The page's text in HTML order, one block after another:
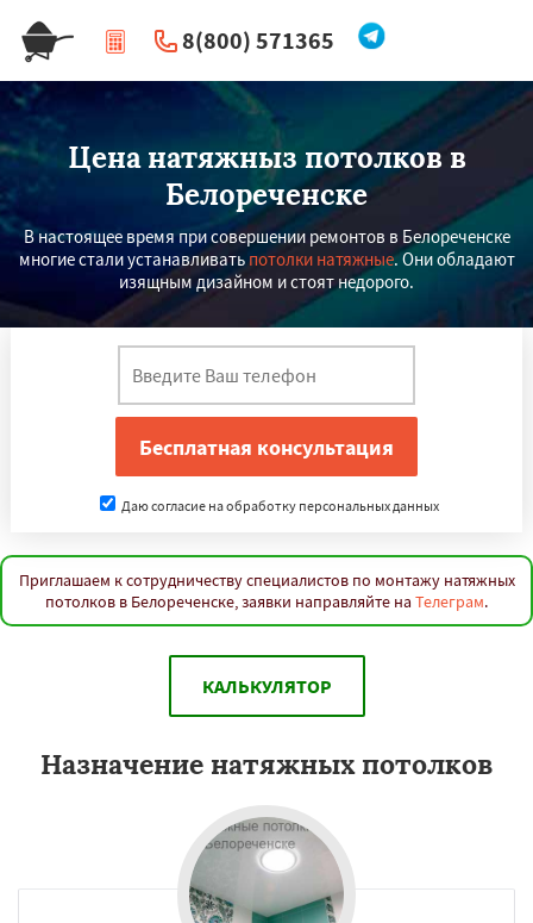
8(800) 571365
| Перезвоните мне
Цена натяжныз потолков в
Белореченске
В настоящее время при совершении ремонтов в Белореченске
многие стали устанавливатьпотолки натяжные. Они обладают
изящным дизайном и стоят недорого.
Даю согласие на обработку персональных данных
Приглашаем к сотрудничеству специалистов по монтажу натяжных
потолков в Белореченске, заявки направляйте на Телеграм.
КАЛЬКУЛЯТОР
Назначение натяжных потолков